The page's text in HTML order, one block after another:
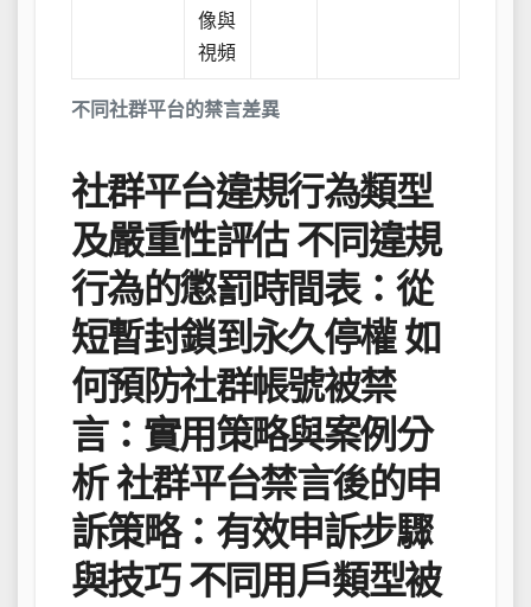
不同社群平台的禁言差異
像與
視頻
社群平台違規行為類型
及嚴重性評估 不同違規
行為的懲罰時間表：從
短暫封鎖到永久停權 如
何預防社群帳號被禁
言：實用策略與案例分
析 社群平台禁言後的申
訴策略：有效申訴步驟
與技巧 不同用戶類型被